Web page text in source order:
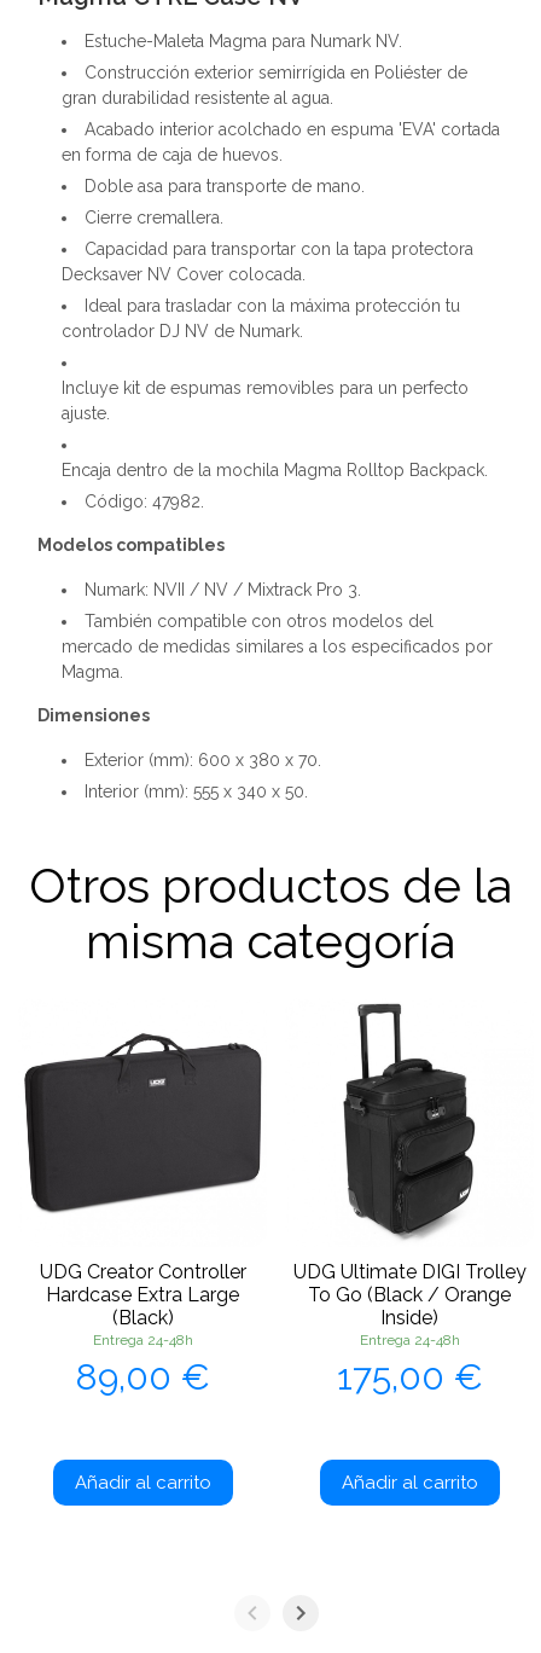
Estuche-Maleta Magma para Numark NV.
Construcción exterior semirrígida en Poliéster de
gran durabilidad resistente al agua.
Acabado interior acolchado en espuma 'EVA' cortada
en forma de caja de huevos.
Doble asa para transporte de mano.
Cierre cremallera.
Capacidad para transportar con la tapa protectora
Decksaver NV Cover colocada.
Ideal para trasladar con la máxima protección tu
controlador DJ NV de Numark.
Incluye kit de espumas removibles para un perfecto
ajuste.
Encaja dentro de la mochila Magma Rolltop Backpack.
Código: 47982.
Modelos compatibles
Numark: NVII / NV / Mixtrack Pro 3.
También compatible con otros modelos del
mercado de medidas similares a los especificados por
Magma.
Dimensiones
Exterior (mm): 600 x 380 x 70.
Interior (mm): 555 x 340 x 50.
Otros productos de la
misma categoría
UDG Creator Controller
Hardcase Extra Large
(Black)
Entrega 24-48h
Precio
89,00 €
Añadir al carrito
UDG Ultimate DIGI Trolley
To Go (Black / Orange
Inside)
Entrega 24-48h
Precio
175,00 €
Añadir al carrito